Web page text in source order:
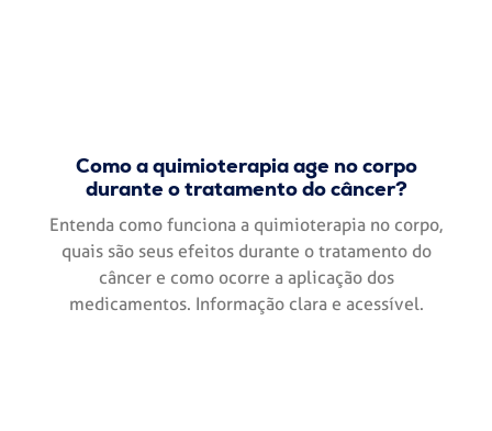
Como a quimioterapia age no corpo
durante o tratamento do câncer?
Entenda como funciona a quimioterapia no corpo,
quais são seus efeitos durante o tratamento do
câncer e como ocorre a aplicação dos
medicamentos. Informação clara e acessível.